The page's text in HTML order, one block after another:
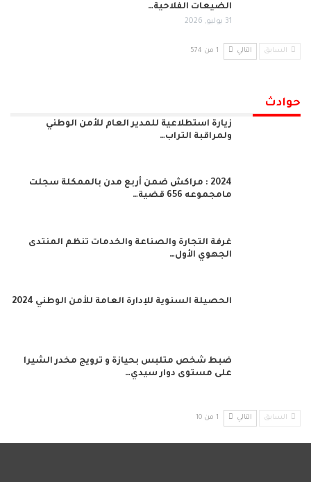
الضيعات الفلاحية…
31 يوليو, 2026
السابق التالي 1 من 574
حوادث
زيارة استطلاعية للمدير العام للأمن الوطني
ولمراقبة التراب…
2024 : مراكش ضمن أربع مدن بالممكلة سجلت
مامجموعه 656 قضية…
غرفة التجارة والصناعة والخدمات تنظم المنتدى
الجهوي الأول…
الحصيلة السنوية للإدارة العامة للأمن الوطني 2024
ضبط شخص متلبس بحيازة و ترويج مخدر الشيرا
على مستوى دوار سيدي…
السابق التالي 1 من 10